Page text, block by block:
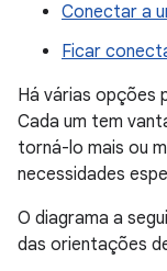
Conectar a
Ficar
Há várias opções
Cada um tem
torná-lo mais ou
necessidades
O diagrama a
das orientações